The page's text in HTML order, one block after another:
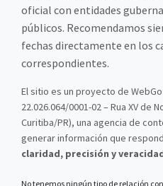
oficial con entidades
públicos. Recomendamos
fechas directamente en los
correspondientes.
El sitio es un proyecto de WebGo
22.026.064/0001-02 – Rua XV de
Curitiba/PR), una agencia de
generar información que
claridad, precisión y
No tenemos ningún tipo de relación